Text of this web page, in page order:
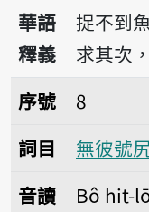
華語
釋義
捉不到
求其次
序號8無彼號尻
序號
8
詞目
無彼號
音讀
Bô hit-